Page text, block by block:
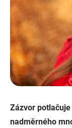
Zázvor
nadměrného